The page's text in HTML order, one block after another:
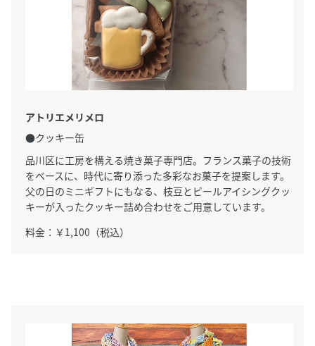
サイト内検索
アトリエメリメロ
●クッキー缶
品川区に工房を構える焼き菓子専門店。フランス菓子の技術
をベースに、時代に寄り添った多彩なお菓子を提案します。
父の日のミニギフトにもなる、枝豆とビールアイシングクッ
キーが入ったクッキー詰め合わせをご用意しています。
料金：￥1,100（税込）